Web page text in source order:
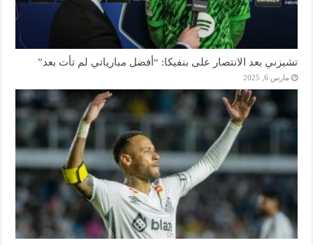
تشيزني بعد الانتصار على بنفيكا: “أفضل مبارياتي لم تأت بعد”
مارس 6, 2025